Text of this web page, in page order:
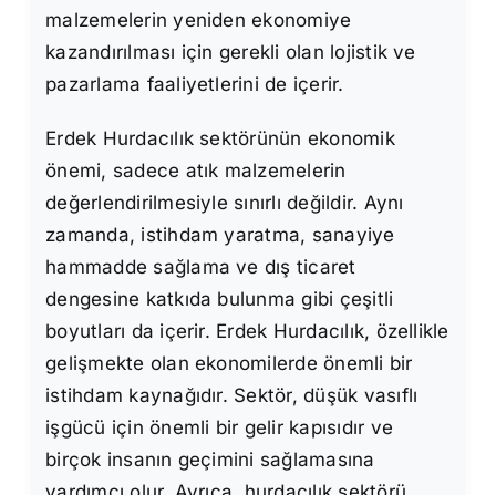
malzemelerin yeniden ekonomiye
kazandırılması için gerekli olan lojistik ve
pazarlama faaliyetlerini de içerir.
Erdek Hurdacılık sektörünün ekonomik
önemi, sadece atık malzemelerin
değerlendirilmesiyle sınırlı değildir. Aynı
zamanda, istihdam yaratma, sanayiye
hammadde sağlama ve dış ticaret
dengesine katkıda bulunma gibi çeşitli
boyutları da içerir. Erdek Hurdacılık, özellikle
gelişmekte olan ekonomilerde önemli bir
istihdam kaynağıdır. Sektör, düşük vasıflı
işgücü için önemli bir gelir kapısıdır ve
birçok insanın geçimini sağlamasına